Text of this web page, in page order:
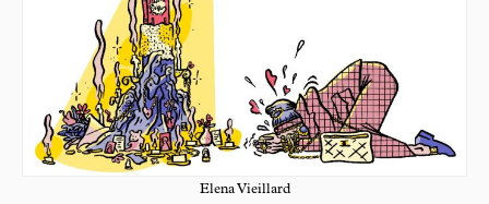
Elena Vieillard